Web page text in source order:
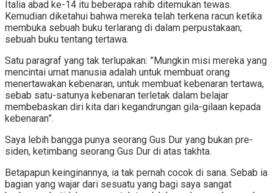
Italia abad ke-14 itu beberapa rahib ditemukan tewas.
Kemudian diketahui bahwa mereka telah terkena racun ketika
membuka sebuah buku terlarang di dalam perpustakaan;
sebuah buku tentang tertawa.
Satu paragraf yang tak terlupakan: ”Mungkin misi mereka yang
mencintai umat manusia adalah untuk membuat orang
menertawakan kebenaran, untuk membuat kebenaran tertawa,
sebab satu-satunya kebenaran terletak dalam belajar
membebaskan diri kita dari kegandrungan gila-gilaan kepada
kebenaran”.
Saya lebih bangga punya seorang Gus Dur yang bukan pre­
siden, ketimbang seorang Gus Dur di atas takhta.
Betapapun keinginannya, ia tak pernah cocok di sana. Sebab ia
bagian yang wajar dari sesuatu yang bagi saya sangat